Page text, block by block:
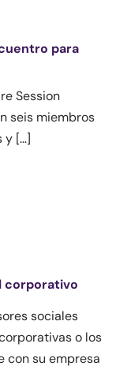
para
Session
seis miembros
y […]
corporativo
sociales
o los
con su empresa